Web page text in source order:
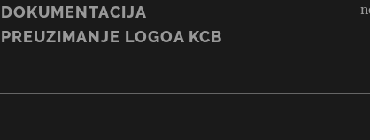
DOKUMENTACIJA
PREUZIMANJE LOGOA KCB